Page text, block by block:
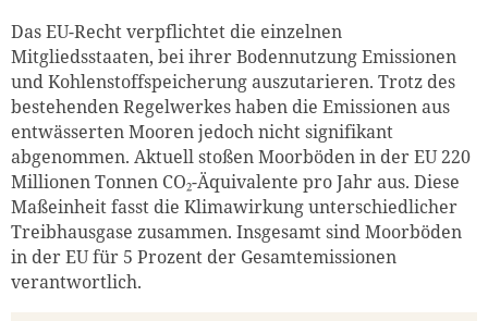
Das EU-Recht verpflichtet die einzelnen
Mitgliedsstaaten, bei ihrer Bodennutzung Emissionen
und Kohlenstoffspeicherung auszutarieren. Trotz des
bestehenden Regelwerkes haben die Emissionen aus
entwässerten Mooren jedoch nicht signifikant
abgenommen. Aktuell stoßen Moorböden in der EU 220
Millionen Tonnen CO₂-Äquivalente pro Jahr aus. Diese
Maßeinheit fasst die Klimawirkung unterschiedlicher
Treibhausgase zusammen. Insgesamt sind Moorböden
in der EU für 5 Prozent der Gesamtemissionen
verantwortlich.